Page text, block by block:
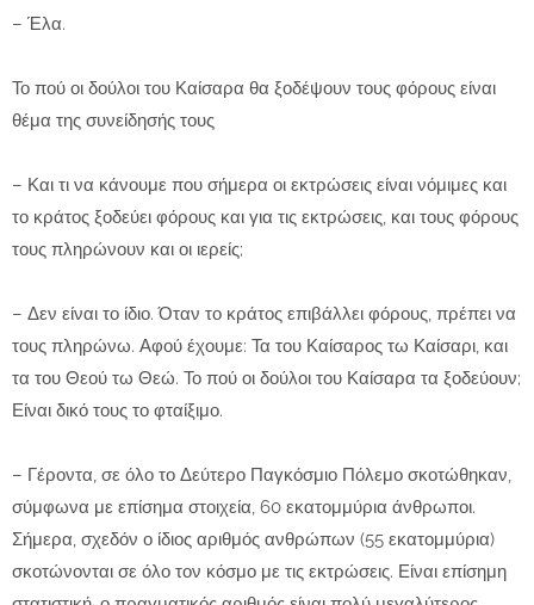
– Έλα.
Το πού οι δούλοι του Καίσαρα θα ξοδέψουν τους φόρους είναι
θέμα της συνείδησής τους
– Και τι να κάνουμε που σήμερα οι εκτρώσεις είναι νόμιμες και
το κράτος ξοδεύει φόρους και για τις εκτρώσεις, και τους φόρους
τους πληρώνουν και οι ιερείς;
– Δεν είναι το ίδιο. Όταν το κράτος επιβάλλει φόρους, πρέπει να
τους πληρώνω. Αφού έχουμε: Τα του Καίσαρος τω Καίσαρι, και
τα του Θεού τω Θεώ. Το πού οι δούλοι του Καίσαρα τα ξοδεύουν;
Είναι δικό τους το φταίξιμο.
– Γέροντα, σε όλο το Δεύτερο Παγκόσμιο Πόλεμο σκοτώθηκαν,
σύμφωνα με επίσημα στοιχεία, 60 εκατομμύρια άνθρωποι.
Σήμερα, σχεδόν ο ίδιος αριθμός ανθρώπων (55 εκατομμύρια)
σκοτώνονται σε όλο τον κόσμο με τις εκτρώσεις. Είναι επίσημη